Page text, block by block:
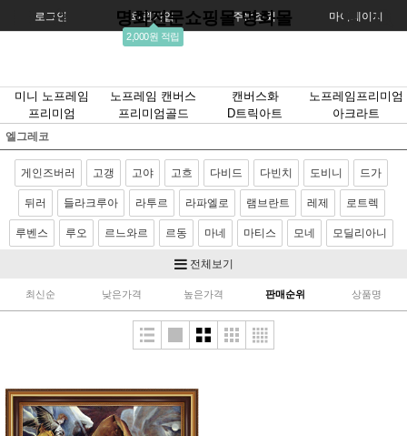
로그인 회원가입
2,000원 적립
주문조회 마이페이지
명화전문쇼핑몰 명화몰
미니 노프레임 노프레임 캔버스 캔버스화
노프레임프리미엄
프리미엄
프리미엄골드 D트릭아트 아크라트
엘그레코
게인즈버러 고갱 고야 고흐 다비드 다빈치 도비니 드가
뒤러 들라크루아 라투르 라파엘로 램브란트 레제 로트렉
루벤스 루오 르느와르 르동 마네 마티스 모네 모딜리아니
미켈란젤로
벨라스케스 보티첼리 부셰 브론치노 브뢰겔 사전트
소로야 쇠라 스텁스 시냑
에곤쉴레 엘그레코 와토
컨스터블 코로 코트 쿠르베
전체보기
최신순 낮은가격 높은가격 판매순위 상품명